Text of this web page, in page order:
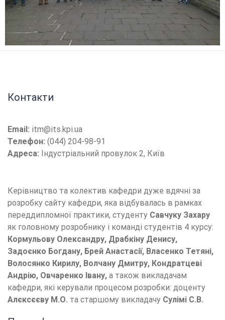
Контакти
Email: itm@its.kpi.ua
Телефон: (044) 204-98-91
Адреса: Індустріальний провулок 2, Київ
Керівництво та колектив кафедри дуже вдячні за
розробку сайту кафедри, яка відбувалась в рамках
переддипломної практики, студенту Савчуку Захару
як головному розробнику і команді студентів 4 курсу:
Кормульову Олександру, Драбкіну Денису,
Задоєнко Богдану, Брей Анастасії, Власенко Тетяні,
Волосянко Кирилу, Волчану Дмитру, Кондратцеві
Андрію, Овчаренко Івану, а також викладачам
кафедри, які керували процесом розробки: доценту
Алєксєєву М.О. та старшому викладачу Сулімі С.В.